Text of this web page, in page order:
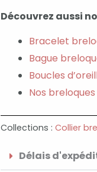
Découvrez aussi
Bracelet
Bague
Boucles
Nos breloques
Collections : Collier
Délais